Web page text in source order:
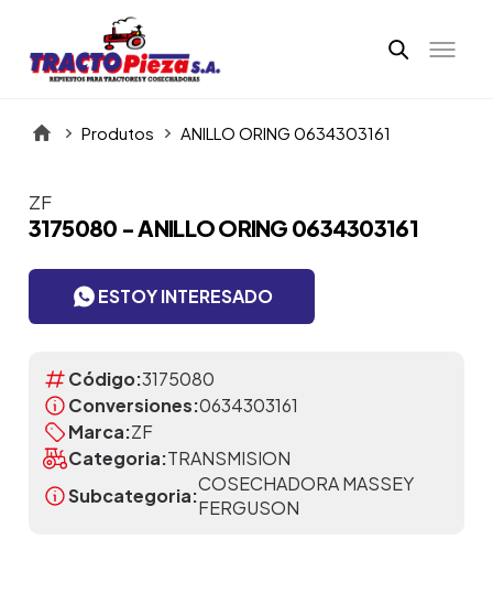
Produtos ANILLO ORING 0634303161
ZF
3175080 - ANILLO ORING 0634303161
ESTOY INTERESADO
Código:3175080
Conversiones:0634303161
Marca:ZF
Categoria:TRANSMISION
Subcategoria:
COSECHADORA MASSEY
FERGUSON